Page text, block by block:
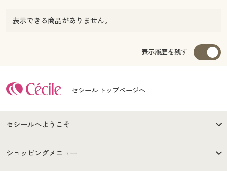
表示できる商品がありません。
表示履歴を残す
セシール トップページへ
セシールへようこそ
はじめての方へ
ショッピングメニュー